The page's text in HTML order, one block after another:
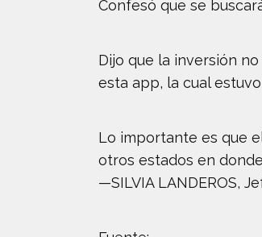
Confesó que se
Dijo que la inversión
esta app, la cual
Lo importante es que
otros estados en
—SILVIA LANDEROS,